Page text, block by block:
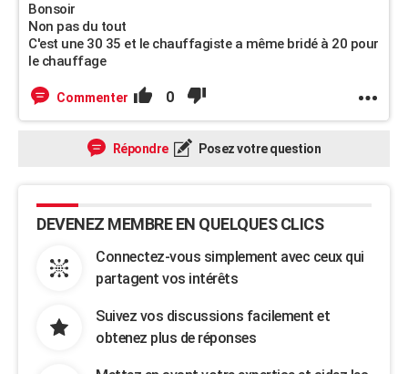
Bonsoir
Non pas du tout
C'est une 30 35 et le chauffagiste a même bridé à 20 pour
le chauffage
Commenter 0
Répondre Posez votre question
DEVENEZ MEMBRE EN QUELQUES CLICS
Connectez-vous simplement avec ceux qui
partagent vos intérêts
Suivez vos discussions facilement et
obtenez plus de réponses